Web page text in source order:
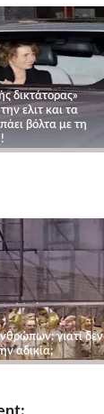
δικτάτορας»
ελιτ και τα
βόλτα με τη
γιατί δεν
αδικία;